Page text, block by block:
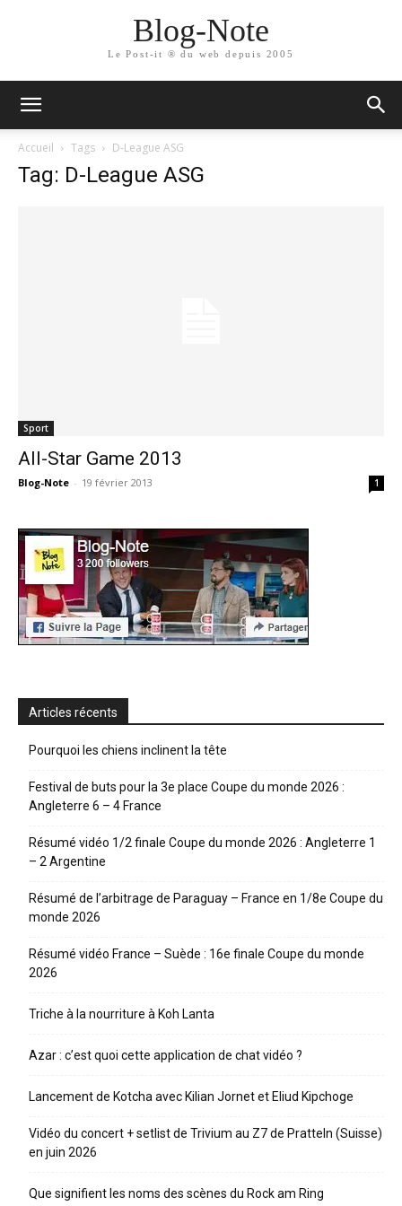
Blog-Note
Le Post-it ® du web depuis 2005
Accueil Tags D-League ASG
Tag: D-League ASG
Sport
All-Star Game 2013
Blog-Note - 19 février 2013 1
Articles récents
Pourquoi les chiens inclinent la tête
Festival de buts pour la 3e place Coupe du monde 2026 :
Angleterre 6 – 4 France
Résumé vidéo 1/2 finale Coupe du monde 2026 : Angleterre 1
– 2 Argentine
Résumé de l’arbitrage de Paraguay – France en 1/8e Coupe du
monde 2026
Résumé vidéo France – Suède : 16e finale Coupe du monde
2026
Triche à la nourriture à Koh Lanta
Azar : c’est quoi cette application de chat vidéo ?
Lancement de Kotcha avec Kilian Jornet et Eliud Kipchoge
Vidéo du concert + setlist de Trivium au Z7 de Pratteln (Suisse)
en juin 2026
Que signifient les noms des scènes du Rock am Ring